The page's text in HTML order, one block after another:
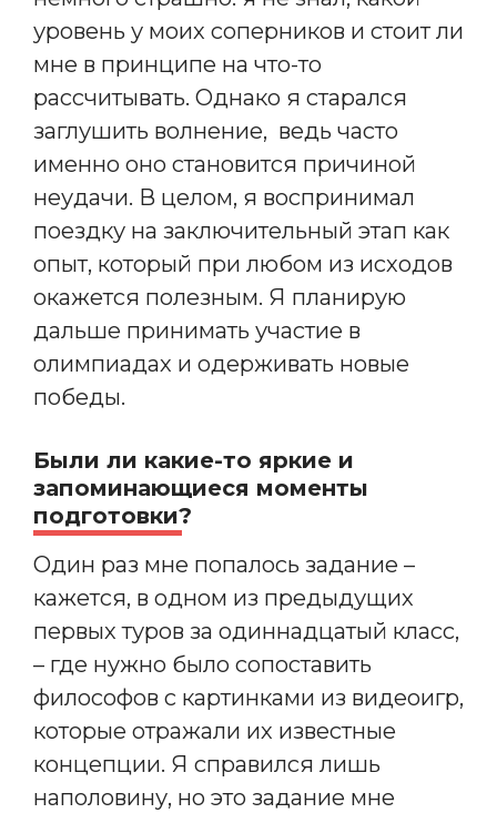
уровень у моих соперников и стоит ли
мне в принципе на что-то
рассчитывать. Однако я старался
заглушить волнение, ведь часто
именно оно становится причиной
неудачи. В целом, я воспринимал
поездку на заключительный этап как
опыт, который при любом из исходов
окажется полезным. Я планирую
дальше принимать участие в
олимпиадах и одерживать новые
победы.
Были ли какие-то яркие и
запоминающиеся моменты
подготовки?
Один раз мне попалось задание –
кажется, в одном из предыдущих
первых туров за одиннадцатый класс,
– где нужно было сопоставить
философов с картинками из видеоигр,
которые отражали их известные
концепции. Я справился лишь
наполовину, но это задание мне